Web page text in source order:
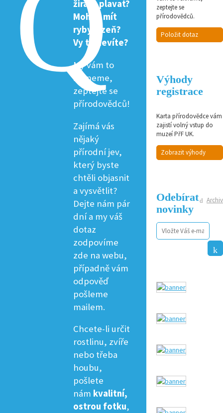
žirafa plavat?
Mohou mít
ryby žízeň?
Vy to nevíte?
My vám to
řekneme,
zeptejte se
přírodovědců!
Zajímá vás
nějaký
přírodní jev,
který byste
chtěli objasnit
a vysvětlit?
Dejte nám pár
dní a my váš
dotaz
zodpovíme
zde na webu,
případně vám
odpověď
pošleme
mailem.
Chcete-li určit
rostlinu, zvíře
nebo třeba
houbu,
pošlete
nám kvalitní,
ostrou fotku,
zeptejte se
přírodovědců.
Položit dotaz
Výhody
registrace
Karta přírodovědce vám
zajistí volný vstup do
muzeí PřF UK.
Zobrazit výhody
Archiv
Odebírat
novinky